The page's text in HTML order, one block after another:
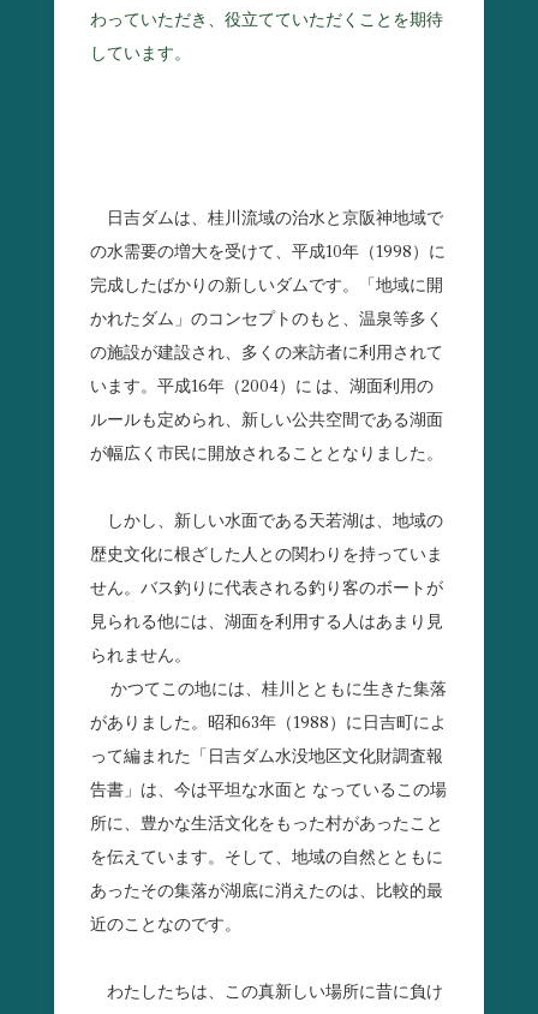
わっていただき、役立てていただくことを期待
しています。
日吉ダムは、桂川流域の治水と京阪神地域で
の水需要の増大を受けて、平成10年（1998）に
完成したばかりの新しいダムです。「地域に開
かれたダム」のコンセプトのもと、温泉等多く
の施設が建設され、多くの来訪者に利用されて
います。平成16年（2004）に は、湖面利用の
ルールも定められ、新しい公共空間である湖面
が幅広く市民に開放されることとなりました。
しかし、新しい水面である天若湖は、地域の
歴史文化に根ざした人との関わりを持っていま
せん。バス釣りに代表される釣り客のボートが
見られる他には、湖面を利用する人はあまり見
られません。
かつてこの地には、桂川とともに生きた集落
がありました。昭和63年（1988）に日吉町によ
って編まれた「日吉ダム水没地区文化財調査報
告書」は、今は平坦な水面と なっているこの場
所に、豊かな生活文化をもった村があったこと
を伝えています。そして、地域の自然とともに
あったその集落が湖底に消えたのは、比較的最
近のことなのです。
わたしたちは、この真新しい場所に昔に負け